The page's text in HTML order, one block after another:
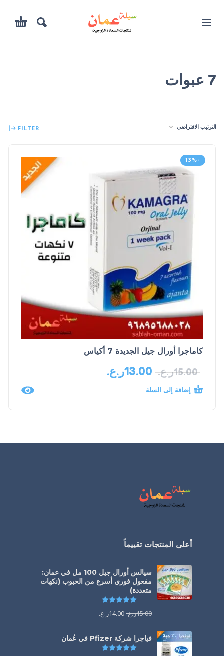
7 عبوات
الترتيب الافتراضي FILTER
-13%
كاماجرا أورال جيل الجديدة 7 أكياس
15.00ر.ع. 13.00ر.ع.
إضافة إلى السلة
أعلى المنتجات تقييماً
سيالس أورال جيل 100 مل في عمان:
مفعول فوري أسرع من الحبوب (نكهات
متعددة)
15.00ر.ع. 14.00ر.ع.
فياجرا شركة Pfizer في عُمان